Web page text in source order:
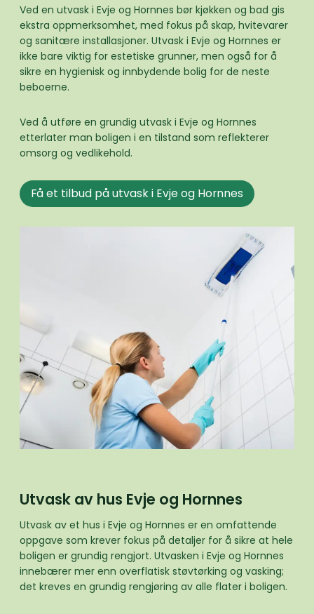
Ved en utvask i Evje og Hornnes bør kjøkken og bad gis
ekstra oppmerksomhet, med fokus på skap, hvitevarer
og sanitære installasjoner. Utvask i Evje og Hornnes er
ikke bare viktig for estetiske grunner, men også for å
sikre en hygienisk og innbydende bolig for de neste
beboerne.
Ved å utføre en grundig utvask i Evje og Hornnes
etterlater man boligen i en tilstand som reflekterer
omsorg og vedlikehold.
Få et tilbud på utvask i Evje og Hornnes
Utvask av hus Evje og Hornnes
Utvask av et hus i Evje og Hornnes er en omfattende
oppgave som krever fokus på detaljer for å sikre at hele
boligen er grundig rengjort. Utvasken i Evje og Hornnes
innebærer mer enn overflatisk støvtørking og vasking;
det kreves en grundig rengjøring av alle flater i boligen.